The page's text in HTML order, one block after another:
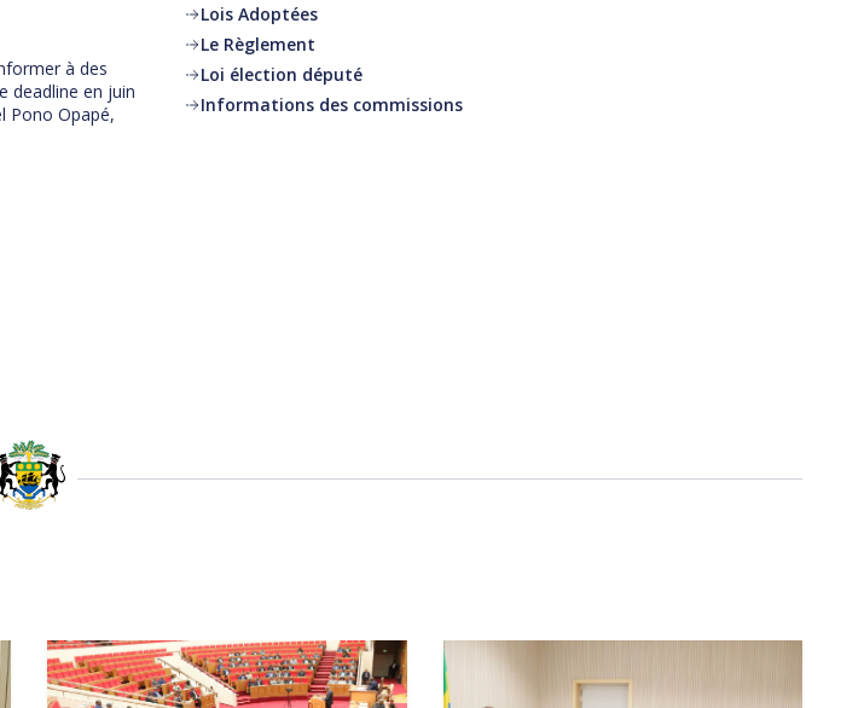
Lois Adoptées
Le Règlement
Loi élection député
Informations des commissions
à des
deadline en juin
Pono Opapé,